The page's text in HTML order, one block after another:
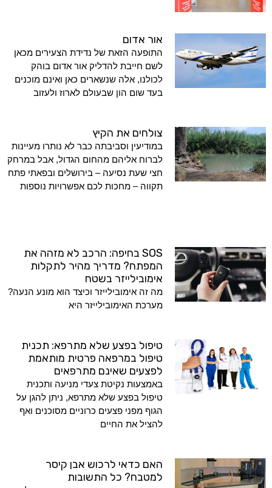
אור אדום
התופעה הזאת של נדידת הצעירים מכאן
לשם חייבת להדליק אור אדום בוהק
לכולנו, אלה שנשארים כאן ואינם מוכנים
בעד שום הון שבעולם לארוז ולעזוב
צולחים את הקיץ
במודיעין וסביבתה כבר לא נותרו מעיינות
לברוח אליהם מהחום הגדול, אבל במרחק
חצי שעת נסיעה – בירושלים ובפאתי פתח
תקווה – מחכות לכם אפשרויות נוספות
SOS בחיפה: הרכב לא מזהה את
המפתח? מדריך מהיר לתקלות
אימובילייזר בשטח
מה זה אימובילייזר וכיצד הוא מונע הנעה?
מערכת האימובילייזר היא
טיפול בפצע שלא מתרפא: תכנית
טיפול במרפאה פרטית מותאמת
לפצעים שאינם מתרפאים
באמצעות נקיטת צעדי מניעה ותכנית
טיפול בפצע שלא מתרפא, ניתן להגן על
הגוף מפני פצעים כרוניים מסוכנים ואף
להציל את החיים
האם כדאי לרכוש אבן קיסר
למטבח? כל התשובות